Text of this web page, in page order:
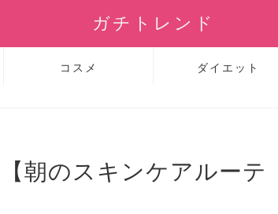
ガチトレンド
コスメ ダイエット
朝のスキンケアルーテ